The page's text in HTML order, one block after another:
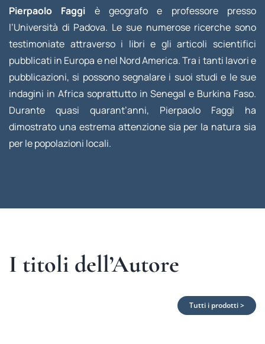
Pierpaolo Faggi è geografo e professore presso
l’Università di Padova. Le sue numerose ricerche sono
testimoniate attraverso i libri e gli articoli scientifici
pubblicati in Europa e nel Nord America. Tra i tanti lavori e
pubblicazioni, si possono segnalare i suoi studi e le sue
indagini in Africa soprattutto in Senegal e Burkina Faso.
Durante quasi quarant’anni, Pierpaolo Faggi ha
dimostrato una estrema attenzione sia per la natura sia
per le popolazioni locali.
I titoli dell’Autore
Tutti i prodotti >